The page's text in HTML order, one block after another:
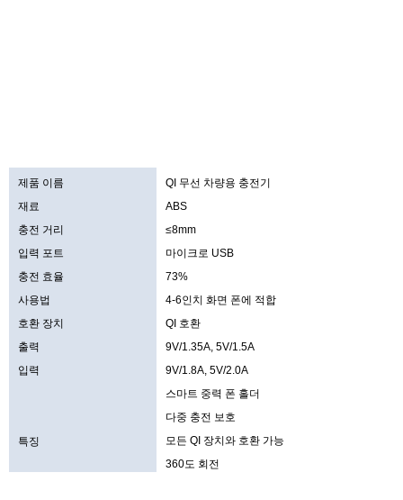
제품 이름
QI 무선 차량용 충전기
재료
ABS
충전 거리
≤8mm
입력 포트
마이크로 USB
충전 효율
73%
사용법
4-6인치 화면 폰에 적합
호환 장치
QI 호환
출력
9V/1.35A, 5V/1.5A
입력
9V/1.8A, 5V/2.0A
특징
스마트 중력 폰 홀더
다중 충전 보호
모든 QI 장치와 호환 가능
360도 회전